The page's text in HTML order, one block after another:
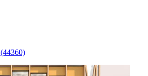
(44360)